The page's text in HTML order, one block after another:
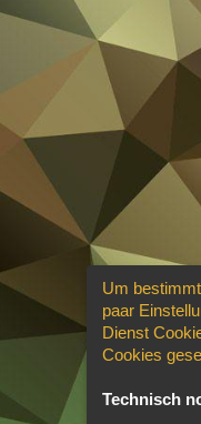
Um
paar
Dienst
Cookies
Technisch